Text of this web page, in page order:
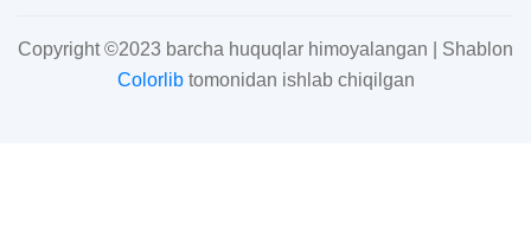
Copyright ©2023 barcha huquqlar himoyalangan | Shablon
Colorlibtomonidan ishlab chiqilgan